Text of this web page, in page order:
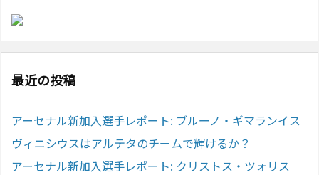
最近の投稿
アーセナル新加入選手レポート: ブルーノ・ギマランイス
ヴィニシウスはアルテタのチームで輝けるか？
アーセナル新加入選手レポート: クリストス・ツォリス